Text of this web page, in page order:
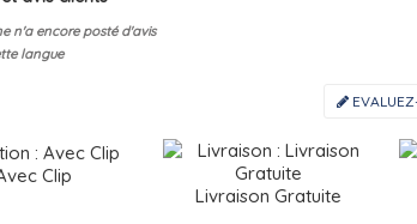
n'a encore posté d'avis
langue
Clip
Livraison Gratuite